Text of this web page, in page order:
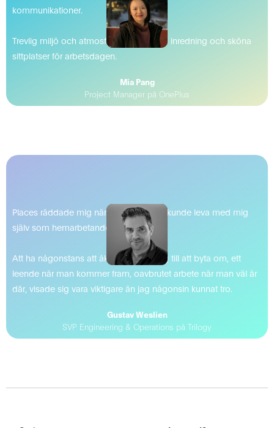
kommunikationer.
Trevlig miljö och atmosfär med modern inredning och sköna
sittplatser för arbetsdagen.
Mia Pang
Project Manager på OnePlus
Places räddade mig när jag inte längre kunde leva med mig
själv som hemarbetande.
Att ha någonstans att åka, en anledning till att byta om, ett
leende när man kommer fram, oavbrutet arbete när man väl är
där, visade sig vara viktigare än jag någonsin kunnat tro.
Gustav Weslien
SVP Engineering & Operations på Trilogy